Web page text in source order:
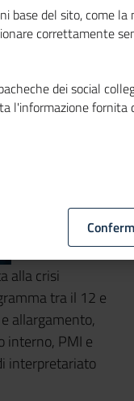
alla crisi
tra il 12 e
allargamento,
interno, PMI e
interpretariato
base del sito, come
correttamente
dei social
l'informazione fornita